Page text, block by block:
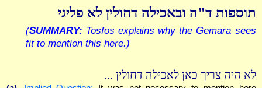
תוספות ד"ה ובאכילה דחולין לא פליגי
(SUMMARY: Tosfos explains why the Gemara sees
fit to mention this here.)
לא היה צריך כאן לאכילה דחולין ...